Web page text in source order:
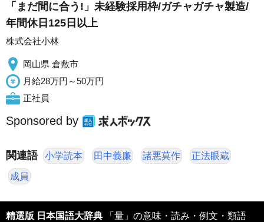
「まだ間に合う!」未経験採用枠/ガチャガチャ製造/
年間休日125日以上
株式会社小林
岡山県 倉敷市
月給28万円～50万円
正社員
Sponsored by
関連語 小学読本 田中義廉 諸悪莫作 正法眼蔵
成員
精選版 日本国語大辞典 「量」の意味・読み・例文・類語